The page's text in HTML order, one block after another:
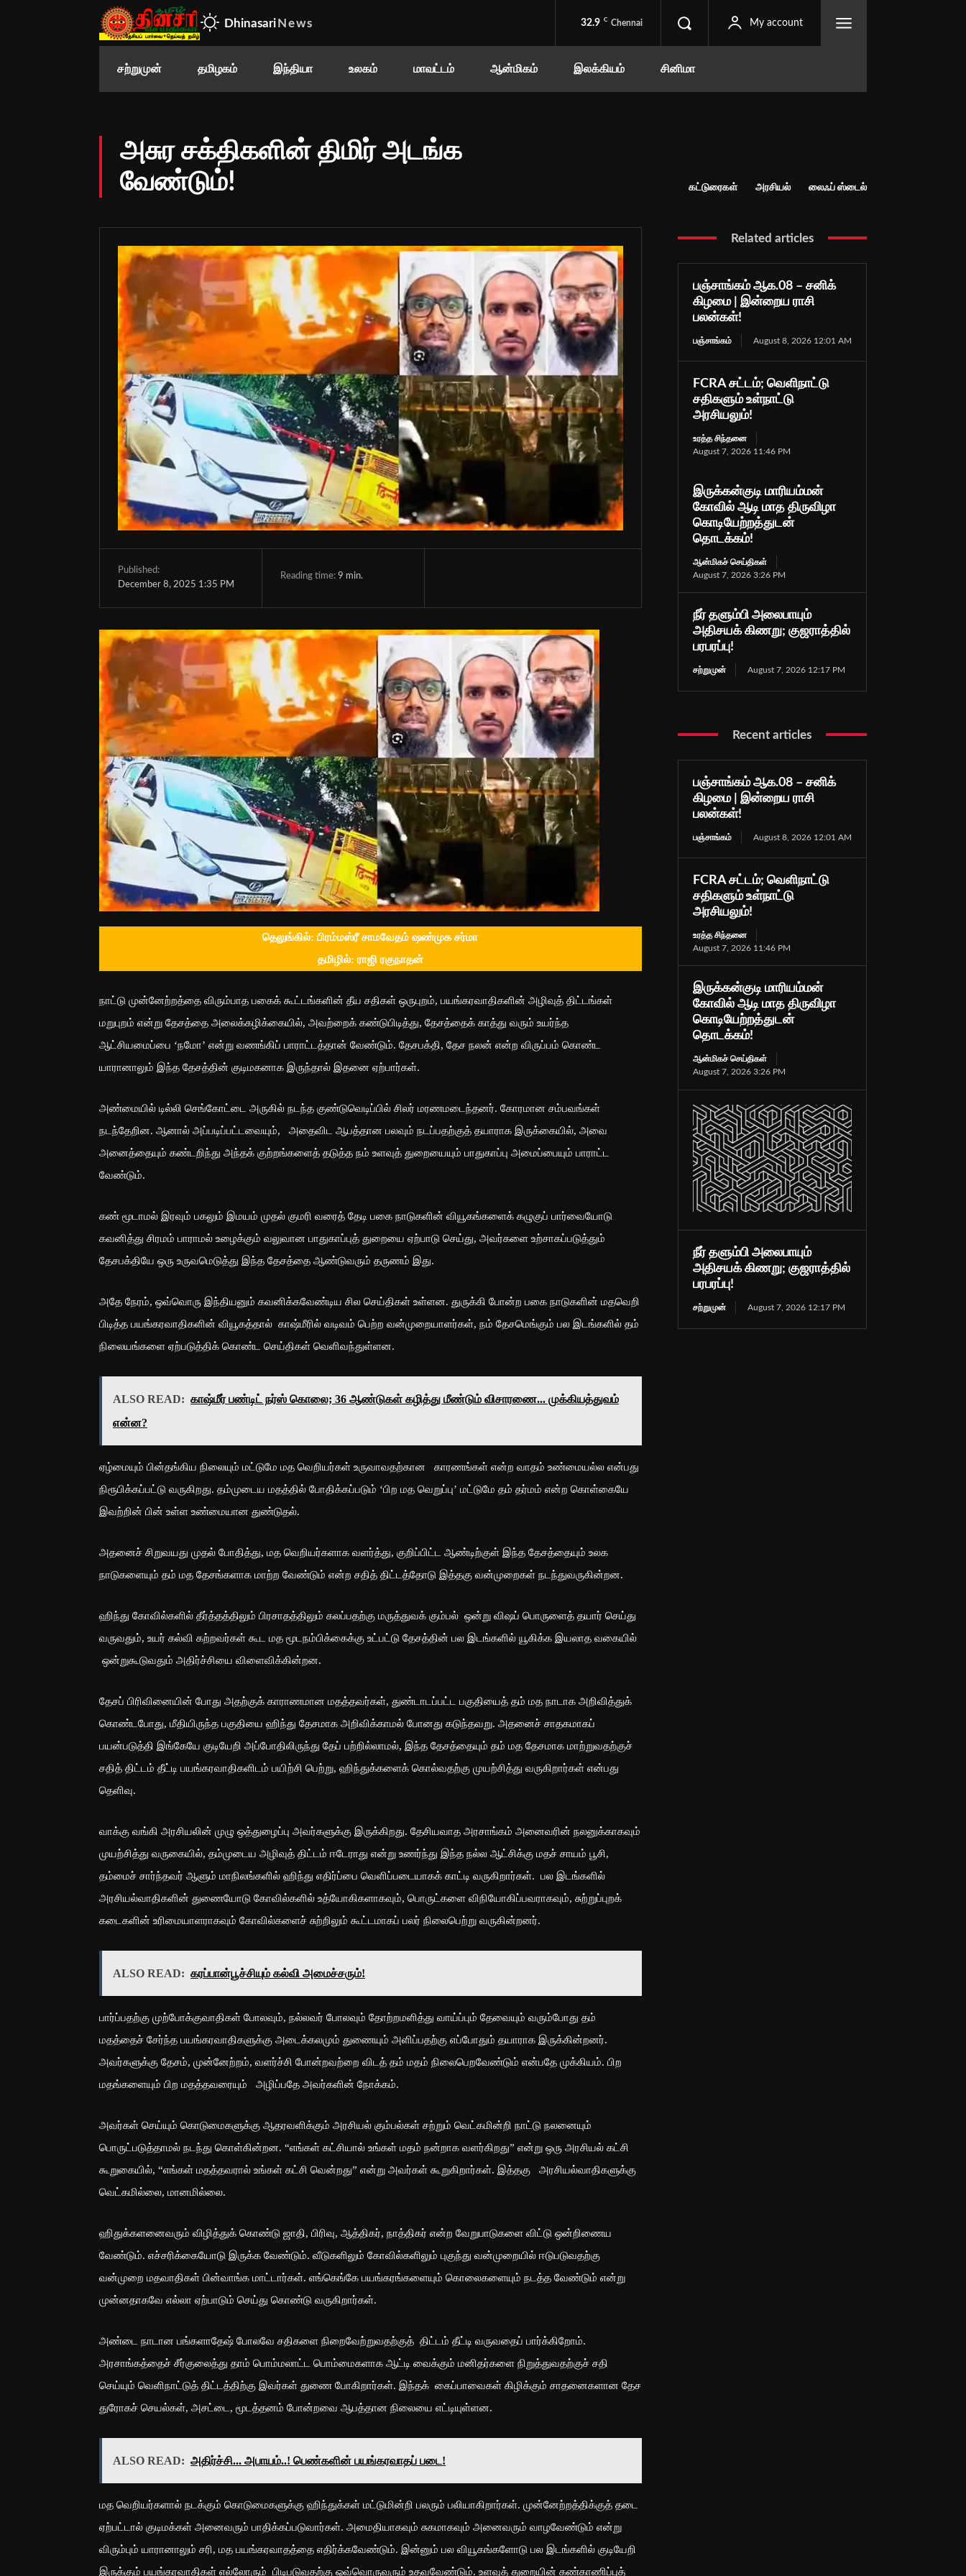
Dhinasari News 32.9 C Chennai My account
சற்றுமுன் தமிழகம் இந்தியா உலகம் மாவட்டம் ஆன்மிகம் இலக்கியம் சினிமா
அசுர சக்திகளின் திமிர் அடங்க
வேண்டும்!
கட்டுரைகள் அரசியல் லைஃப் ஸ்டைல்
Published:
December 8, 2025 1:35 PM
Reading time: 9 min.
தெலுங்கில்: பிரம்மஸ்ரீ சாமவேதம் ஷண்முக சர்மா
தமிழில்: ராஜி ரகுநாதன்
நாட்டு முன்னேற்றத்தை விரும்பாத பகைக் கூட்டங்களின் தீய சதிகள் ஒருபுறம், பயங்கரவாதிகளின் அழிவுத் திட்டங்கள்
மறுபுறம் என்று தேசத்தை அலைக்கழிக்கையில், அவற்றைக் கண்டுபிடித்து, தேசத்தைக் காத்து வரும் உயர்ந்த
ஆட்சியமைப்பை ‘நமோ’ என்று வணங்கிப் பாராட்டத்தான் வேண்டும். தேசபக்தி, தேச நலன் என்ற விருப்பம் கொண்ட
யாரானாலும் இந்த தேசத்தின் குடிமகனாக இருந்தால் இதனை ஏற்பார்கள்.
அண்மையில் டில்லி செங்கோட்டை அருகில் நடந்த குண்டுவெடிப்பில் சிலர் மரணமடைந்தனர். கோரமான சம்பவங்கள்
நடந்தேறின. ஆனால் அப்படிப்பட்டவையும், அதைவிட ஆபத்தான பலவும் நடப்பதற்குத் தயாராக இருக்கையில், அவை
அனைத்தையும் கண்டறிந்து அந்தக் குற்றங்களைத் தடுத்த நம் உளவுத் துறையையும் பாதுகாப்பு அமைப்பையும் பாராட்ட
வேண்டும்.
கண் மூடாமல் இரவும் பகலும் இமயம் முதல் குமரி வரைத் தேடி பகை நாடுகளின் வியூகங்களைக் கழுகுப் பார்வையோடு
கவனித்து சிரமம் பாராமல் உழைக்கும் வலுவான பாதுகாப்புத் துறையை ஏற்பாடு செய்து, அவர்களை உற்சாகப்படுத்தும்
தேசபக்தியே ஒரு உருவமெடுத்து இந்த தேசத்தை ஆண்டுவரும் தருணம் இது.
அதே நேரம், ஒவ்வொரு இந்தியனும் கவனிக்கவேண்டிய சில செய்திகள் உள்ளன. துருக்கி போன்ற பகை நாடுகளின் மதவெறி
பிடித்த பயங்கரவாதிகளின் வியூகத்தால் காஷ்மீரில் வடிவம் பெற்ற வன்முறையாளர்கள், நம் தேசமெங்கும் பல இடங்களில் தம்
நிலையங்களை ஏற்படுத்திக் கொண்ட செய்திகள் வெளிவந்துள்ளன.
ALSO READ: காஷ்மீர் பண்டிட் நர்ஸ் கொலை; 36 ஆண்டுகள் கழித்து மீண்டும் விசாரணை... முக்கியத்துவம்
என்ன?
ஏழ்மையும் பின்தங்கிய நிலையும் மட்டுமே மத வெறியர்கள் உருவாவதற்கான காரணங்கள் என்ற வாதம் உண்மையல்ல என்பது
நிரூபிக்கப்பட்டு வருகிறது. தம்முடைய மதத்தில் போதிக்கப்படும் ‘பிற மத வெறுப்பு’ மட்டுமே தம் தர்மம் என்ற கொள்கையே
இவற்றின் பின் உள்ள உண்மையான துண்டுதல்.
அதனைச் சிறுவயது முதல் போதித்து, மத வெறியர்களாக வளர்த்து, குறிப்பிட்ட ஆண்டிற்குள் இந்த தேசத்தையும் உலக
நாடுகளையும் தம் மத தேசங்களாக மாற்ற வேண்டும் என்ற சதித் திட்டத்தோடு இத்தகு வன்முறைகள் நடந்துவருகின்றன.
ஹிந்து கோவில்களில் தீர்த்தத்திலும் பிரசாதத்திலும் கலப்பதற்கு மருத்துவக் கும்பல் ஒன்று விஷப் பொருளைத் தயார் செய்து
வருவதும், உயர் கல்வி கற்றவர்கள் கூட மத மூடநம்பிக்கைக்கு உட்பட்டு தேசத்தின் பல இடங்களில் யூகிக்க இயலாத வகையில்
ஒன்றுகூடுவதும் அதிர்ச்சியை விளைவிக்கின்றன.
தேசப் பிரிவினையின் போது அதற்குக் காராணமான மதத்தவர்கள், துண்டாடப்பட்ட பகுதியைத் தம் மத நாடாக அறிவித்துக்
கொண்டபோது, மீதியிருந்த பகுதியை ஹிந்து தேசமாக அறிவிக்காமல் போனது கடுந்தவறு. அதனைச் சாதகமாகப்
பயன்படுத்தி இங்கேயே குடியேறி அப்போதிலிருந்து தேப் பற்றில்லாமல், இந்த தேசத்தையும் தம் மத தேசமாக மாற்றுவதற்குச்
சதித் திட்டம் தீட்டி பயங்கரவாதிகளிடம் பயிற்சி பெற்று, ஹிந்துக்களைக் கொல்வதற்கு முயற்சித்து வருகிறார்கள் என்பது
தெளிவு.
வாக்கு வங்கி அரசியலின் முழு ஒத்துழைப்பு அவர்களுக்கு இருக்கிறது. தேசியவாத அரசாங்கம் அனைவரின் நலனுக்காகவும்
முயற்சித்து வருகையில், தம்முடைய அழிவுத் திட்டம் ஈடேராது என்று உணர்ந்து இந்த நல்ல ஆட்சிக்கு மதச் சாயம் பூசி,
தம்மைச் சார்ந்தவர் ஆளும் மாநிலங்களில் ஹிந்து எதிர்ப்பை வெளிப்படையாகக் காட்டி வருகிறார்கள். பல இடங்களில்
அரசியல்வாதிகளின் துணையோடு கோவில்களில் உத்யோகிகளாகவும், பொருட்களை விநியோகிப்பவராகவும், சுற்றுப்புறக்
கடைகளின் உரிமையாளராகவும் கோவில்களைச் சுற்றிலும் கூட்டமாகப் பலர் நிலைபெற்று வருகின்றனர்.
ALSO READ: கரப்பான்பூச்சியும் கல்வி அமைச்சரும்!
பார்ப்பதற்கு முற்போக்குவாதிகள் போலவும், நல்லவர் போலவும் தோற்றமளித்து வாய்ப்பும் தேவையும் வரும்போது தம்
மதத்தைச் சேர்ந்த பயங்கரவாதிகளுக்கு அடைக்கலமும் துணையும் அளிப்பதற்கு எப்போதும் தயாராக இருக்கின்றனர்.
அவர்களுக்கு தேசம், முன்னேற்றம், வளர்ச்சி போன்றவற்றை விடத் தம் மதம் நிலைபெறவேண்டும் என்பதே முக்கியம். பிற
மதங்களையும் பிற மதத்தவரையும் அழிப்பதே அவர்களின் நோக்கம்.
அவர்கள் செய்யும் கொடுமைகளுக்கு ஆதரவளிக்கும் அரசியல் கும்பல்கள் சற்றும் வெட்கமின்றி நாட்டு நலனையும்
பொருட்படுத்தாமல் நடந்து கொள்கின்றன. “எங்கள் கட்சியால் உங்கள் மதம் நன்றாக வளர்கிறது” என்று ஒரு அரசியல் கட்சி
கூறுகையில், “எங்கள் மதத்தவரால் உங்கள் கட்சி வென்றது” என்று அவர்கள் கூறுகிறார்கள். இத்தகு அரசியல்வாதிகளுக்கு
வெட்கமில்லை, மானமில்லை.
ஹிதுக்களனைவரும் விழித்துக் கொண்டு ஜாதி, பிரிவு, ஆத்திகர், நாத்திகர் என்ற வேறுபாடுகளை விட்டு ஒன்றிணைய
வேண்டும். எச்சரிக்கையோடு இருக்க வேண்டும். வீடுகளிலும் கோவில்களிலும் புகுந்து வன்முறையில் ஈடுபடுவதற்கு
வன்முறை மதவாதிகள் பின்வாங்க மாட்டார்கள். எங்கெங்கே பயங்கரங்களையும் கொலைகளையும் நடத்த வேண்டும் என்று
முன்னதாகவே எல்லா ஏற்பாடும் செய்து கொண்டு வருகிறார்கள்.
அண்டை நாடான பங்களாதேஷ் போலவே சதிகளை நிறைவேற்றுவதற்குத் திட்டம் தீட்டி வருவதைப் பார்க்கிறோம்.
அரசாங்கத்தைச் சீர்குலைத்து தாம் பொம்மலாட்ட பொம்மைகளாக ஆட்டி வைக்கும் மனிதர்களை நிறுத்துவதற்குச் சதி
செய்யும் வெளிநாட்டுத் திட்டத்திற்கு இவர்கள் துணை போகிறார்கள். இந்தக் கைப்பாவைகள் கிழிக்கும் சாதனைகளான தேச
துரோகச் செயல்கள், அசட்டை, மூடத்தனம் போன்றவை ஆபத்தான நிலையை எட்டியுள்ளன.
ALSO READ: அதிர்ச்சி... அபாயம்..! பெண்களின் பயங்கரவாதப் படை!
மத வெறியர்களால் நடக்கும் கொடுமைகளுக்கு ஹிந்துக்கள் மட்டுமின்றி பலரும் பலியாகிறார்கள். முன்னேற்றத்திக்குத் தடை
ஏற்பட்டால் குடிமக்கள் அனைவரும் பாதிக்கப்படுவார்கள். அமைதியாகவும் சுகமாகவும் அனைவரும் வாழவேண்டும் என்று
விரும்பும் யாரானாலும் சரி, மத பயங்கரவாதத்தை எதிர்க்கவேண்டும். இன்னும் பல வியூகங்களோடு பல இடங்களில் குடியேறி
இருக்கும் பயங்கரவாதிகள் எல்லோரும் பிடிபடுவதற்கு ஒவ்வொருவரும் உதவவேண்டும். உளவுத் துறையின் கண்காணிப்புத்
Related articles
பஞ்சாங்கம் ஆக.08 – சனிக்
கிழமை | இன்றைய ராசி
பலன்கள்!
பஞ்சாங்கம் August 8, 2026 12:01 AM
FCRA சட்டம்; வெளிநாட்டு
சதிகளும் உள்நாட்டு
அரசியலும்!
உரத்த சிந்தனை
August 7, 2026 11:46 PM
இருக்கன்குடி மாரியம்மன்
கோவில் ஆடி மாத திருவிழா
கொடியேற்றத்துடன்
தொடக்கம்!
ஆன்மிகச் செய்திகள்
August 7, 2026 3:26 PM
நீர் தளும்பி அலைபாயும்
அதிசயக் கிணறு; குஜராத்தில்
பரபரப்பு!
சற்றுமுன் August 7, 2026 12:17 PM
Recent articles
பஞ்சாங்கம் ஆக.08 – சனிக்
கிழமை | இன்றைய ராசி
பலன்கள்!
பஞ்சாங்கம் August 8, 2026 12:01 AM
FCRA சட்டம்; வெளிநாட்டு
சதிகளும் உள்நாட்டு
அரசியலும்!
உரத்த சிந்தனை
August 7, 2026 11:46 PM
இருக்கன்குடி மாரியம்மன்
கோவில் ஆடி மாத திருவிழா
கொடியேற்றத்துடன்
தொடக்கம்!
ஆன்மிகச் செய்திகள்
August 7, 2026 3:26 PM
நீர் தளும்பி அலைபாயும்
அதிசயக் கிணறு; குஜராத்தில்
பரபரப்பு!
சற்றுமுன் August 7, 2026 12:17 PM